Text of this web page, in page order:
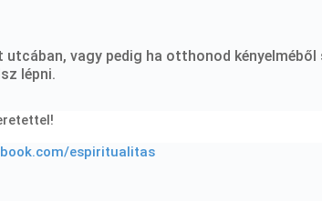
utcában, vagy pedig ha otthonod
lépni.
espiritualitas